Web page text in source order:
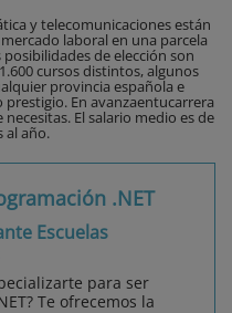
y telecomunicaciones están
laboral en una parcela
de elección son
cursos distintos, algunos
provincia española e
En avanzaentucarrera
El salario medio es de
al año.
.NET
Escuelas
para ser
Te ofrecemos la